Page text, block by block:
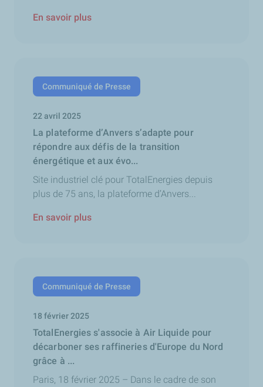
En savoir plus
Communiqué de Presse
22 avril 2025
La plateforme d’Anvers s’adapte pour
répondre aux défis de la transition
énergétique et aux évo...
Site industriel clé pour TotalEnergies depuis
plus de 75 ans, la plateforme d’Anvers...
En savoir plus
Communiqué de Presse
18 février 2025
TotalEnergies s'associe à Air Liquide pour
décarboner ses raffineries d'Europe du Nord
grâce à ...
Paris, 18 février 2025 – Dans le cadre de son